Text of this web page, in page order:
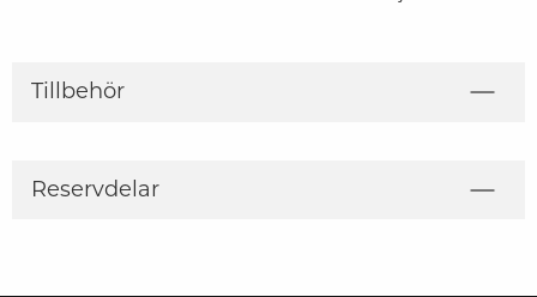
Tillbehör
Reservdelar